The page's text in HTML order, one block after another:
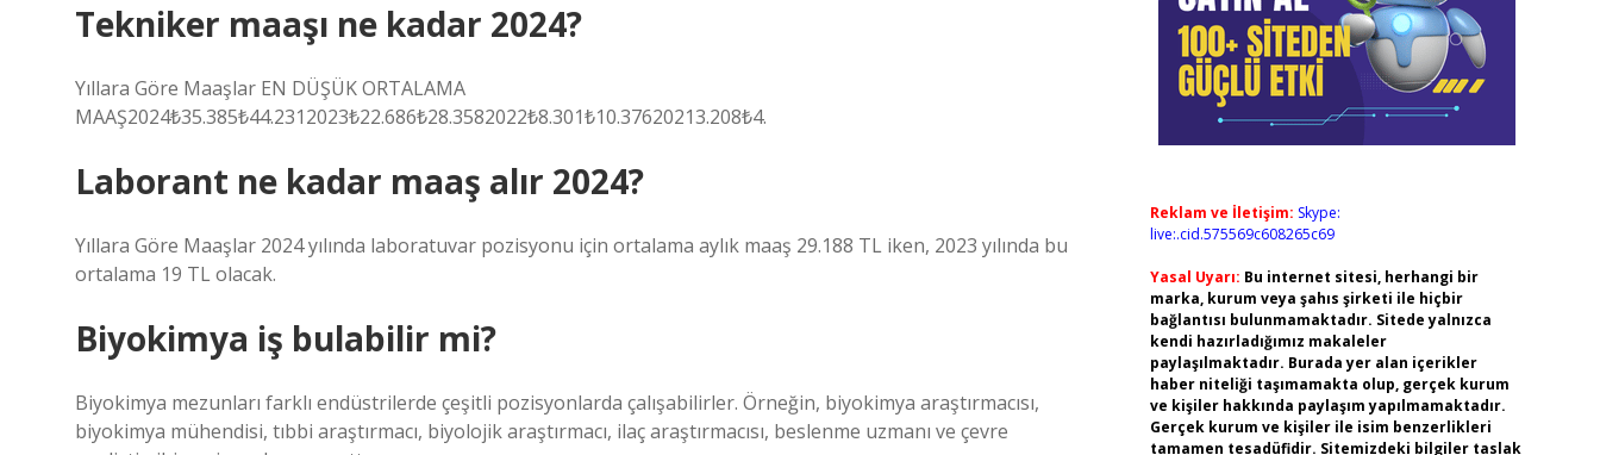
Tekniker maaşı ne kadar 2024?
Yıllara Göre Maaşlar EN DÜŞÜK ORTALAMA
MAAŞ2024₺35.385₺44.2312023₺22.686₺28.3582022₺8.301₺10.37620213.208₺4.
Laborant ne kadar maaş alır 2024?
Yıllara Göre Maaşlar 2024 yılında laboratuvar pozisyonu için ortalama aylık maaş 29.188 TL iken, 2023 yılında bu
ortalama 19 TL olacak.
Biyokimya iş bulabilir mi?
Biyokimya mezunları farklı endüstrilerde çeşitli pozisyonlarda çalışabilirler. Örneğin, biyokimya araştırmacısı,
biyokimya mühendisi, tıbbi araştırmacı, biyolojik araştırmacı, ilaç araştırmacısı, beslenme uzmanı ve çevre
Reklam ve İletişim: Skype:
live:.cid.575569c608265c69
Yasal Uyarı: Bu internet sitesi, herhangi bir
marka, kurum veya şahıs şirketi ile hiçbir
bağlantısı bulunmamaktadır. Sitede yalnızca
kendi hazırladığımız makaleler
paylaşılmaktadır. Burada yer alan içerikler
haber niteliği taşımamakta olup, gerçek kurum
ve kişiler hakkında paylaşım yapılmamaktadır.
Gerçek kurum ve kişiler ile isim benzerlikleri
tamamen tesadüfidir. Sitemizdeki bilgiler taslak